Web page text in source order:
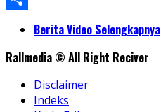
ShareBerita Video Selengkapnya
Rallmedia © All Right Reciver
Disclaimer
Indeks